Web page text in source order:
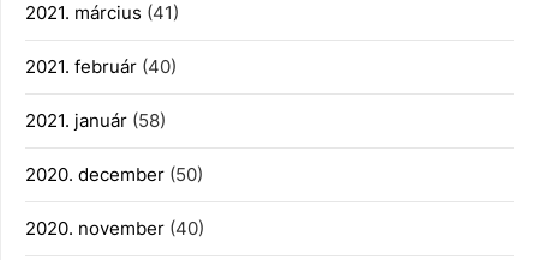
2021. március (41)
2021. február (40)
2021. január (58)
2020. december (50)
2020. november (40)